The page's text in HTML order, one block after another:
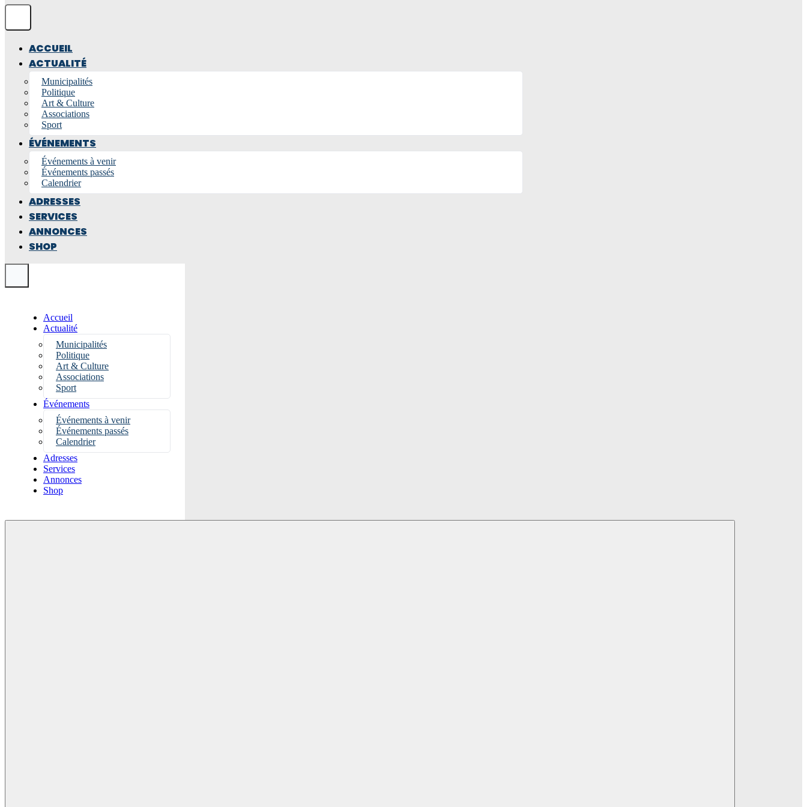
ACCUEIL
ACTUALITÉ
Municipalités
Politique
Art & Culture
Associations
Sport
ÉVÉNEMENTS
Événements à venir
Événements passés
Calendrier
ADRESSES
SERVICES
ANNONCES
SHOP
Accueil
Actualité
Municipalités
Politique
Art & Culture
Associations
Sport
Événements
Événements à venir
Événements passés
Calendrier
Adresses
Services
Annonces
Shop